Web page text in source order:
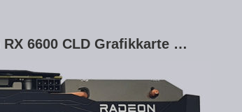
6600 CLD Grafikkarte …